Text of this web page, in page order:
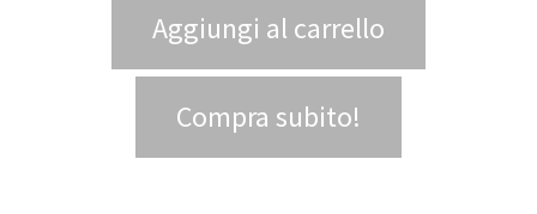
Aggiungi al carrello
Compra subito!